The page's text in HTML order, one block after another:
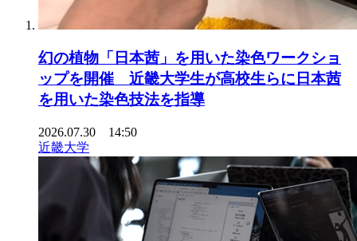
幻の植物「日本茜」を用いた染色ワークショ
ップを開催 近畿大学生が高校生らに日本茜
を用いた染色技法を指導
2026.07.30 14:50
近畿大学